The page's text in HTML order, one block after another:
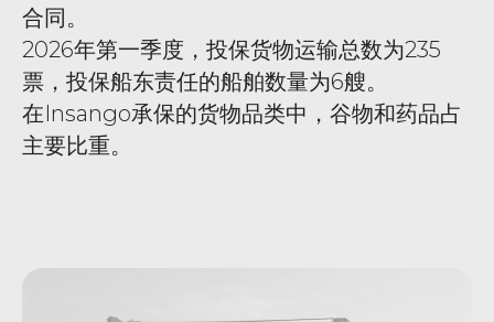
合同。
2026年第一季度，投保货物运输总数为235
票，投保船东责任的船舶数量为6艘。
在Insango承保的货物品类中，谷物和药品占
主要比重。